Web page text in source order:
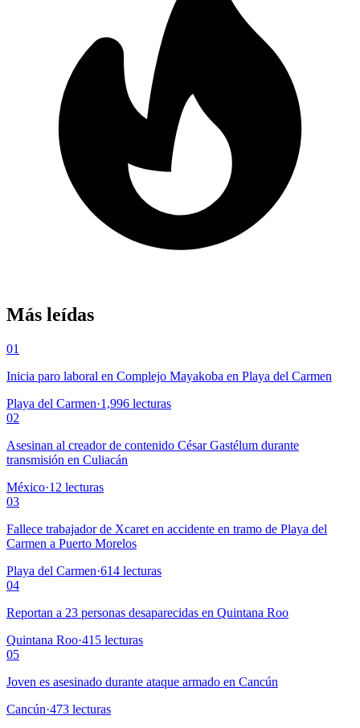
Más leídas
01
Inicia paro laboral en Complejo Mayakoba en Playa del Carmen
Playa del Carmen·1,996 lecturas
02
Asesinan al creador de contenido César Gastélum durante
transmisión en Culiacán
México·12 lecturas
03
Fallece trabajador de Xcaret en accidente en tramo de Playa del
Carmen a Puerto Morelos
Playa del Carmen·614 lecturas
04
Reportan a 23 personas desaparecidas en Quintana Roo
Quintana Roo·415 lecturas
05
Joven es asesinado durante ataque armado en Cancún
Cancún·473 lecturas